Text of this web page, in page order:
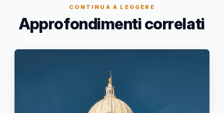
CONTINUA A LEGGERE
Approfondimenti correlati